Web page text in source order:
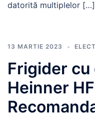
datorită multiplelor […]
13 MARTIE 2023
Frigider cu
Heinner